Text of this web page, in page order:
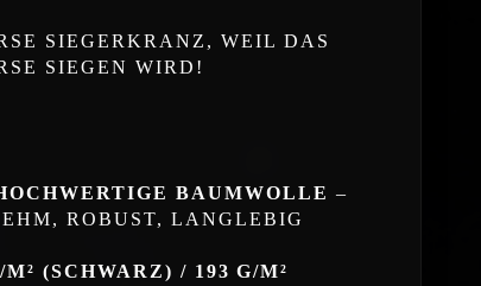
SIEGERKRANZ, WEIL DAS
SIEGEN WIRD!
BAUMWOLLE –
ROBUST, LANGLEBIG
M² (SCHWARZ) / 193 G/M²